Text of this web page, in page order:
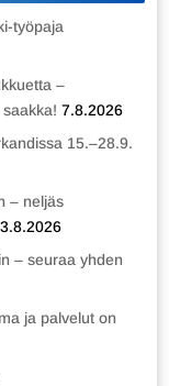
työpaja
–
7.8.2026
15.–28.9.
– neljäs
3.8.2026
– seuraa yhden
ja palvelut on